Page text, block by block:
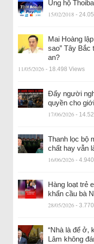
Ủng hộ
15/02/2018 -
Mai Hoàng
sao” Tây Bắc
an?
11/05/2026 - 18.498 Views
Đẩy người
quyền cho
17/06/2026 -
Thanh lọc bộ
chất hay vẫn
16/06/2026 -
Hàng loạt trẻ
khẩn cầu bà
28/05/2026 -
“Nhà là để ở,
Lâm không